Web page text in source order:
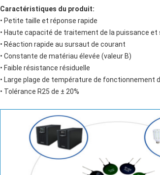
Caractéristiques du produit:
• Petite taille et réponse rapide
• Haute capacité de traitement de la puissance
• Réaction rapide au sursaut de courant
• Constante de matériau élevée (valeur B)
• Faible résistance résiduelle
• Large plage de température de fonctionnement
• Tolérance R25 de ± 20%